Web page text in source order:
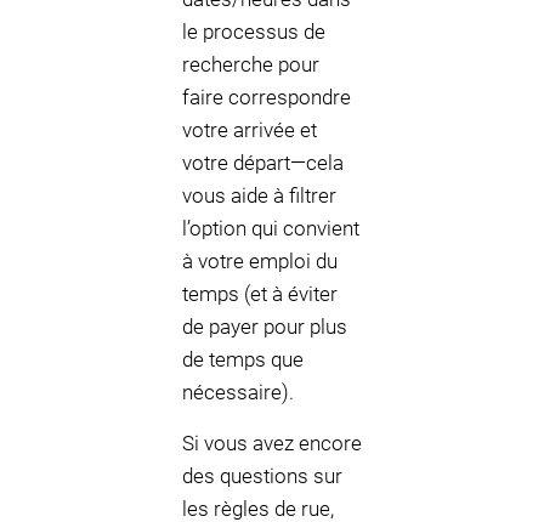
le processus de
recherche pour
faire correspondre
votre arrivée et
votre départ—cela
vous aide à filtrer
l’option qui convient
à votre emploi du
temps (et à éviter
de payer pour plus
de temps que
nécessaire).
Si vous avez encore
des questions sur
les règles de rue,